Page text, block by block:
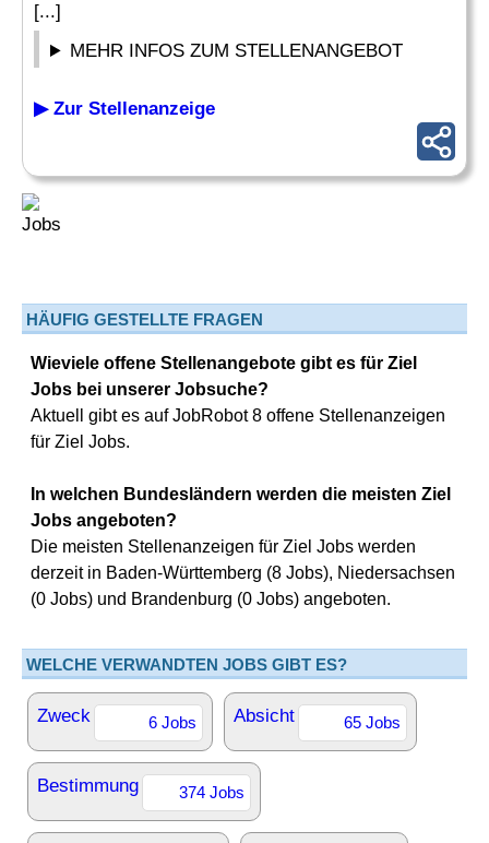
[...]
MEHR INFOS ZUM STELLENANGEBOT
▶ Zur Stellenanzeige
HÄUFIG GESTELLTE FRAGEN
Wieviele offene Stellenangebote gibt es für Ziel
Jobs bei unserer Jobsuche?
Aktuell gibt es auf JobRobot 8 offene Stellenanzeigen
für Ziel Jobs.
In welchen Bundesländern werden die meisten Ziel
Jobs angeboten?
Die meisten Stellenanzeigen für Ziel Jobs werden
derzeit in Baden-Württemberg (8 Jobs), Niedersachsen
(0 Jobs) und Brandenburg (0 Jobs) angeboten.
WELCHE VERWANDTEN JOBS GIBT ES?
Zweck 6 Jobs Absicht 65 Jobs
Bestimmung 374 Jobs